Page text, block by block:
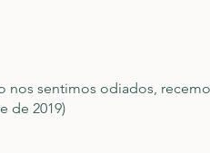
nos sentimos odiados,
de 2019)